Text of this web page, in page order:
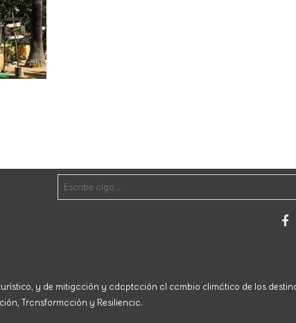
y de mitigación y adaptación al cambio climático de los
Transformación y Resiliencia.